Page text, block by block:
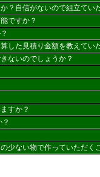
？自信がないので組立てい
ですか？
？
した見積り金額を教えてい
ないのでしょうか？
すか？
少ない物で作っていただく